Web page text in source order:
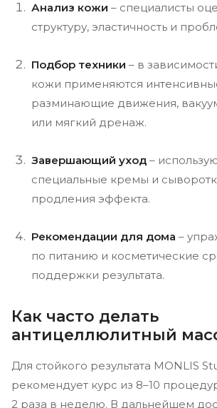
Анализ кожи – специалисты
структуру, эластичность и
Подбор техники – в
кожи применяются
разминающие движения,
или мягкий дренаж.
Завершающий уход –
специальные кремы и
продления эффекта.
Рекомендации для дома –
по питанию и косметические
поддержки результата.
Как часто делать
антицеллюлитный
Для стойкого результата MONLIS
рекомендует курс из 8–10
2 раза в неделю. В дальнейшем